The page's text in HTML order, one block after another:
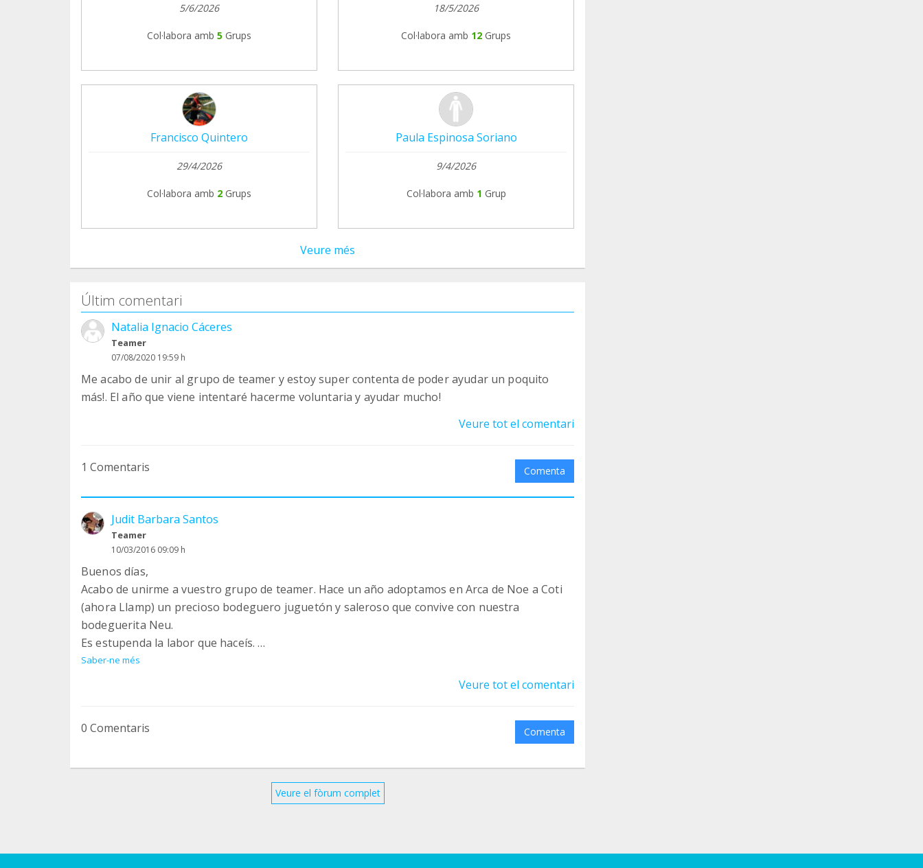
5/6/2026
Col·labora amb 5 Grups
18/5/2026
Col·labora amb 12 Grups
Francisco Quintero
29/4/2026
Col·labora amb 2 Grups
Paula Espinosa Soriano
9/4/2026
Col·labora amb 1 Grup
Veure més
Últim comentari
Natalia Ignacio Cáceres
Teamer
07/08/2020 19:59 h
Me acabo de unir al grupo de teamer y estoy super contenta de poder ayudar un poquito
más!. El año que viene intentaré hacerme voluntaria y ayudar mucho!
Veure tot el comentari
1 Comentaris Comenta
Judit Barbara Santos
Teamer
10/03/2016 09:09 h
Buenos días,
Acabo de unirme a vuestro grupo de teamer. Hace un año adoptamos en Arca de Noe a Coti
(ahora Llamp) un precioso bodeguero juguetón y saleroso que convive con nuestra
bodeguerita Neu.
Es estupenda la labor que haceís.
Un abrazo
Saber-ne més
Veure tot el comentari
0 Comentaris Comenta
Veure el fòrum complet